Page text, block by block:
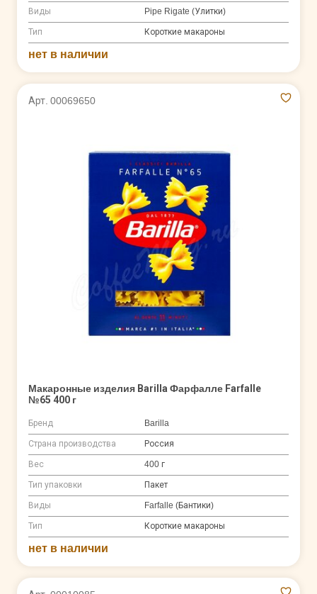
Виды Pipe Rigate (Улитки)
Тип Короткие макароны
нет в наличии
Арт. 00069650
Макаронные изделия Barilla Фарфалле Farfalle
№65 400 г
Бренд Barilla
Страна производства Россия
Вес 400 г
Тип упаковки Пакет
Виды Farfalle (Бантики)
Тип Короткие макароны
нет в наличии